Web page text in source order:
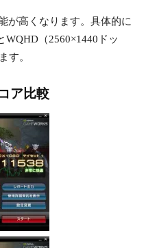
が高くなります。具体的に
WQHD（2560×1440ドッ
す。
ア比較